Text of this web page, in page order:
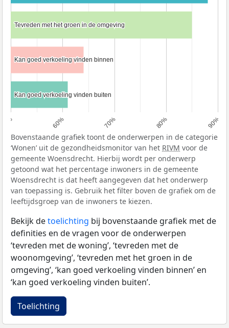
50% 60% 70% 80% 90%
Tevreden met het groen in de omgeving
Tevreden met het groen in de omgeving
Kan goed verkoeling vinden binnen
Kan goed verkoeling vinden binnen
Kan goed verkoeling vinden buiten
Kan goed verkoeling vinden buiten
Bovenstaande grafiek toont de onderwerpen in de categorie
‘Wonen’ uit de gezondheidsmonitor van het RIVM voor de
gemeente Woensdrecht. Hierbij wordt per onderwerp
getoond wat het percentage inwoners in de gemeente
Woensdrecht is dat heeft aangegeven dat het onderwerp
van toepassing is. Gebruik het filter boven de grafiek om de
leeftijdsgroep van de inwoners te kiezen.
Bekijk detoelichting bij bovenstaande grafiek met de
definities en de vragen voor de onderwerpen
‘tevreden met de woning’, ‘tevreden met de
woonomgeving’, ‘tevreden met het groen in de
omgeving’, ‘kan goed verkoeling vinden binnen’ en
‘kan goed verkoeling vinden buiten’.
Toelichting